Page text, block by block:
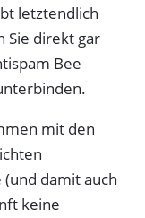
letztendlich
Sie direkt gar
Bee
mit den
damit auch
keine